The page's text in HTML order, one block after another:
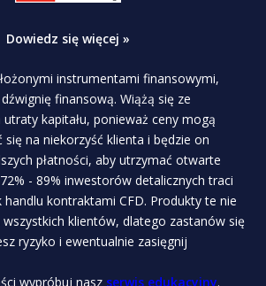
Dowiedz się więcej »
instrumentami finansowymi,
finansową. Wiążą się ze
kapitału, ponieważ ceny mogą
się na niekorzyść klienta i będzie on
płatności, aby utrzymać otwarte
- 89% inwestorów detalicznych traci
handlu kontraktami CFD. Produkty te nie
klientów, dlatego zastanów się
ryzyko i ewentualnie zasięgnij
wypróbuj nasz serwis edukacyjny.